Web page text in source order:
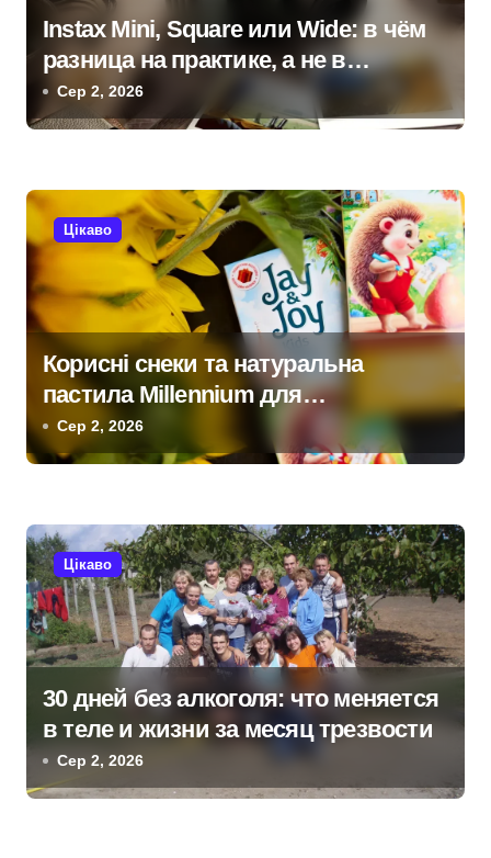
а
п
с
і
в
Instax Mini, Square или Wide: в чём
разница на практике, а не в
характеристиках
Сер 2, 2026
Цікаво
Корисні снеки та натуральна
пастила Millennium для
прихильників здорового способу
життя
Сер 2, 2026
Цікаво
30 дней без алкоголя: что меняется
в теле и жизни за месяц трезвости
Сер 2, 2026